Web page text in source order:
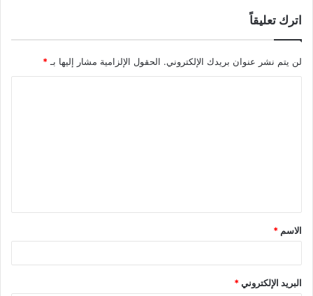
اترك تعليقاً
لن يتم نشر عنوان بريدك الإلكتروني. الحقول الإلزامية مشار إليها بـ *
ق
*
الاسم *
البريد الإلكتروني*